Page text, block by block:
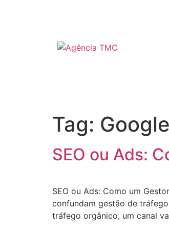
Tag:
SEO ou Ads:
SEO ou Ads: Como um
confundam gestão de
tráfego orgânico, um canal